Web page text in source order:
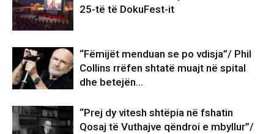
25-të të DokuFest-it
“Fëmijët menduan se po vdisja”/ Phil
Collins rrëfen shtatë muajt në spital
dhe betejën…
“Prej dy vitesh shtëpia në fshatin
Qosaj të Vuthajve qëndroi e mbyllur”/